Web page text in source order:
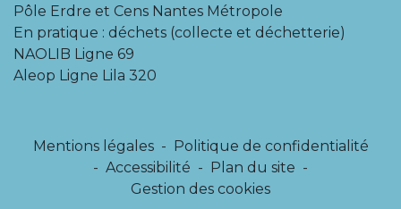
Pôle Erdre et Cens Nantes Métropole
En pratique : déchets (collecte et déchetterie)
NAOLIB Ligne 69
Aleop Ligne Lila 320
Mentions légales -
Politique de confidentialité
- Accessibilité - Plan du site -
Gestion des cookies